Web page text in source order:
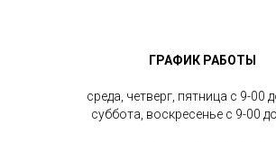
ГРАФИК РАБОТЫ
среда, четверг, пятница с 9-00
суббота, воскресенье с 9-00